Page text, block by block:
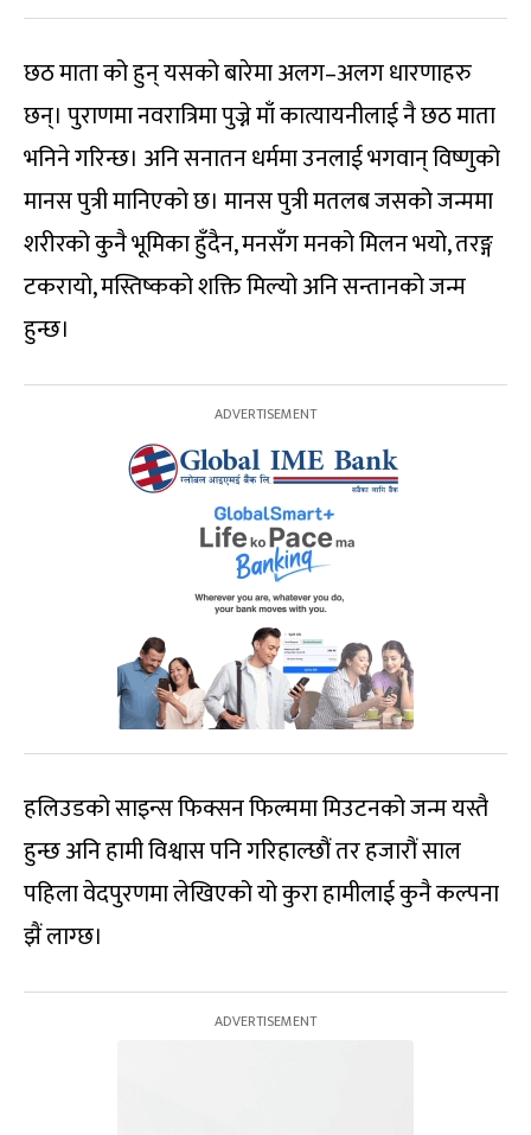
छठ माता को हुन् यसको बारेमा अलग–अलग धारणाहरु
छन्। पुराणमा नवरात्रिमा पुज्ने माँ कात्यायनीलाई नै छठ माता
भनिने गरिन्छ। अनि सनातन धर्ममा उनलाई भगवान् विष्णुको
मानस पुत्री मानिएको छ। मानस पुत्री मतलब जसको जन्ममा
शरीरको कुनै भूमिका हुँदैन, मनसँग मनको मिलन भयो, तरङ्ग
टकरायो, मस्तिष्कको शक्ति मिल्यो अनि सन्तानको जन्म
हुन्छ।
हलिउडको साइन्स फिक्सन फिल्ममा मिउटनको जन्म यस्तै
हुन्छ अनि हामी विश्वास पनि गरिहाल्छौं तर हजारौं साल
पहिला वेदपुरणमा लेखिएको यो कुरा हामीलाई कुनै कल्पना
झैं लाग्छ।